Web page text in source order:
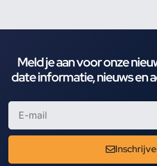
Meld je aan voor onze
date informatie, nieuws en